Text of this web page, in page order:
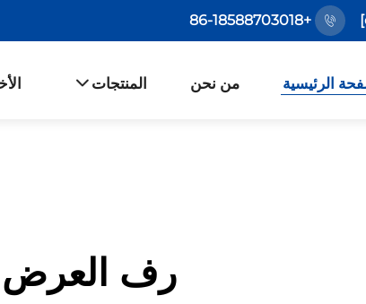
+86-18588703018
الرئيسية من نحن المنتجات
رف العرض